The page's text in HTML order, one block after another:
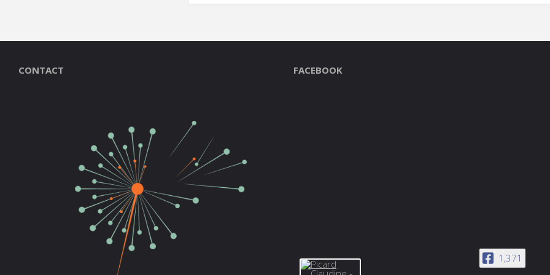
CONTACT FACEBOOK
1,371